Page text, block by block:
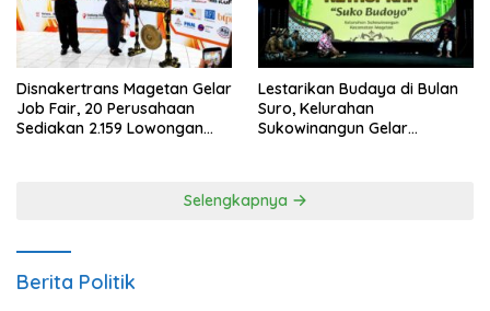
Disnakertrans Magetan Gelar
Job Fair, 20 Perusahaan
Sediakan 2.159 Lowongan
Lestarikan Budaya di Bulan
Suro, Kelurahan
Sukowinangun Gelar
Selengkapnya
Berita Politik